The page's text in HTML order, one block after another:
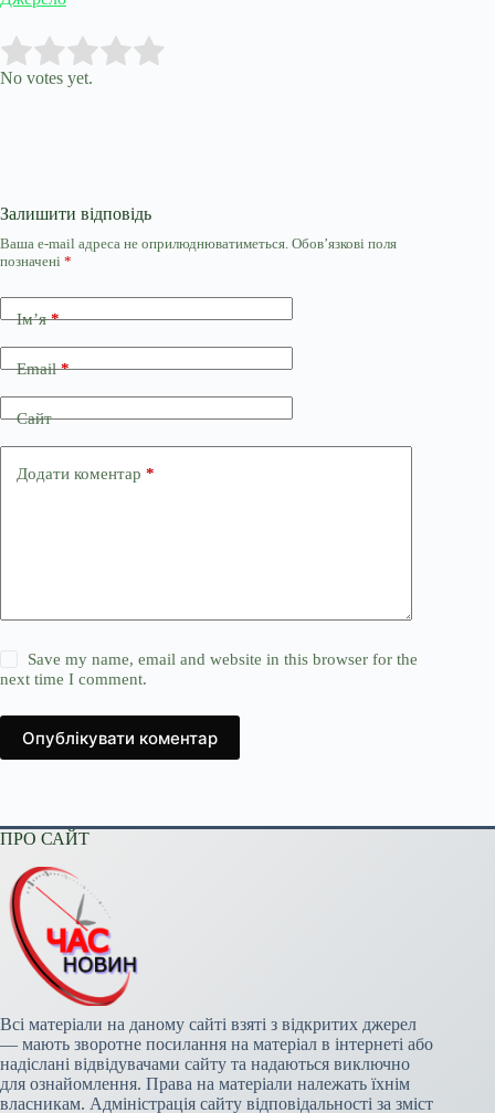
Rate this item:
No votes yet.
Залишити відповідь
Ваша e-mail адреса не оприлюднюватиметься. Обов’язкові поля
позначені *
Ім’я*
Email*
Сайт
Додати коментар *
Save my name, email and website in this browser for the
next time I comment.
Опублікувати коментар
ПРО САЙТ
Всі матеріали на даному сайті взяті з відкритих джерел
— мають зворотне посилання на матеріал в інтернеті або
надіслані відвідувачами сайту та надаються виключно
для ознайомлення. Права на матеріали належать їхнім
власникам. Адміністрація сайту відповідальності за зміст